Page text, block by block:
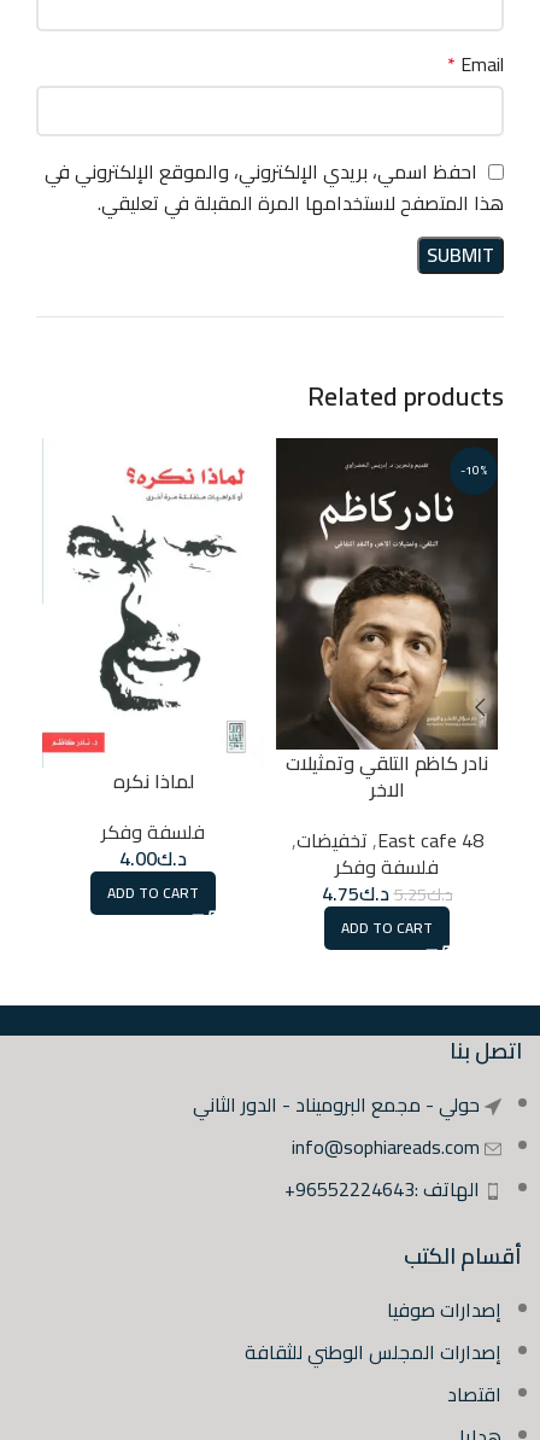
Email
*
احفظ اسمي، بريدي الإلكتروني، والموقع الإلكتروني في
هذا المتصفح لاستخدامها المرة المقبلة في تعليقي.
Related products
-10%
نادر كاظم التلقي وتمثيلات
الاخر
48 East cafe
,تخفيضات,
فلسفة وفكر
د.ك5.25د.ك4.75
ADD TO CART
لماذا نكره
فلسفة وفكر
د.ك4.00
ADD TO CART
اتصل بنا
حولي - مجمع البروميناد - الدور الثاني
info@sophiareads.com
الهاتف :96552224643+
أقسام الكتب
إصدارات صوفيا
إصدارات المجلس الوطني للثقافة
اقتصاد